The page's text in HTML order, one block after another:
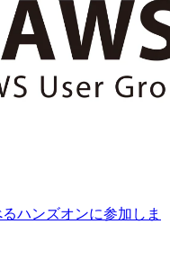
ハンズオンに参加しま